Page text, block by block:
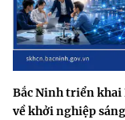
Bắc Ninh triển khai
về khởi nghiệp